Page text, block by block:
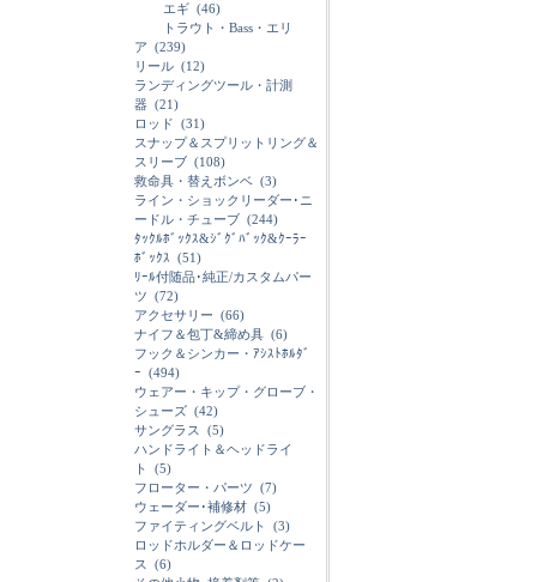
エギ (46)
トラウト・Bass・エリ
ア (239)
リール (12)
ランディングツール・計測
器 (21)
ロッド (31)
スナップ＆スプリットリング＆
スリーブ (108)
救命具・替えボンベ (3)
ライン・ショックリーダー･ニ
ードル・チューブ (244)
ﾀｯｸﾙﾎﾞｯｸｽ&ｼﾞｸﾞﾊﾞｯｸ&ｸｰﾗｰ
ﾎﾞｯｸｽ (51)
ﾘｰﾙ付随品･純正/カスタムパー
ツ (72)
アクセサリー (66)
ナイフ＆包丁&締め具 (6)
フック＆シンカー・ｱｼｽﾄﾎﾙﾀﾞ
ｰ (494)
ウェアー・キップ・グローブ・
シューズ (42)
サングラス
(5)
ハンドライト＆ヘッドライ
ト
(5)
フローター・パーツ (7)
ウェーダー･補修材 (5)
ファイティングベルト
(3)
ロッドホルダー＆ロッドケー
ス
(6)